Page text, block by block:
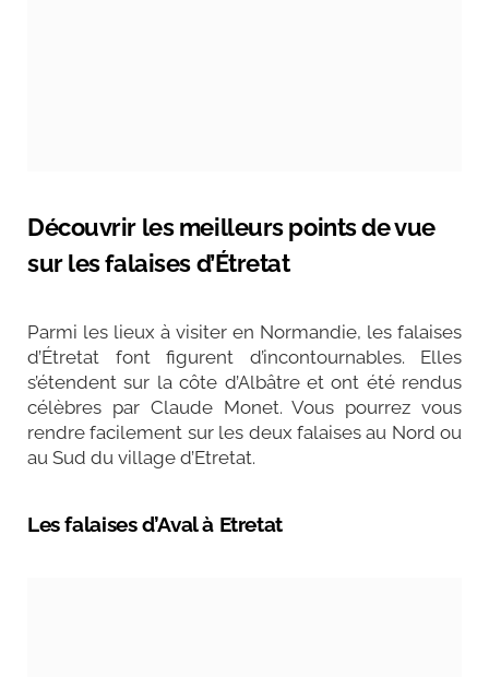
Découvrir les meilleurs points de vue
sur les falaises d’Étretat
Parmi les lieux à visiter en Normandie, les falaises
d’Étretat font figurent d’incontournables. Elles
s’étendent sur la côte d’Albâtre et ont été rendus
célèbres par Claude Monet. Vous pourrez vous
rendre facilement sur les deux falaises au Nord ou
au Sud du village d’Etretat.
Les falaises d’Aval à Etretat